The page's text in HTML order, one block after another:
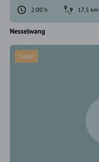
2:00 h
17,5 km
Nesselwang
mittel